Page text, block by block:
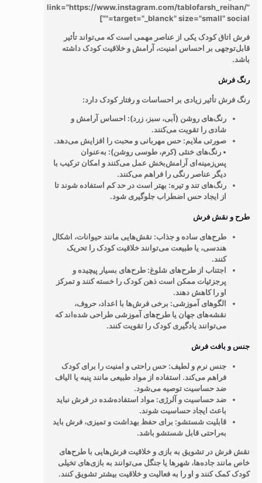
link="https://www.instagram.com/tablofarsh_reihan/"
target="_blanck" size="small" social=""]
فرش اتاق کودک یکی از عناصر مهمی است که می‌تواند تأثیر
قابل‌توجهی بر احساس امنیت، آرامش و خلاقیت کودک داشته
باشد.
رنگ فرش
رنگ فرش تأثیر زیادی بر احساسات و رفتار کودک دارد:
رنگ‌های روشن (آبی، سبز، زرد): احساس آرامش و
شادی را تقویت می‌کنند.
صورتی ملایم: حس مهربانی و محبت را افزایش می‌دهد.
• رنگ‌های خنثی (کرم، طوسی روشن): به‌عنوان
پس‌زمینه‌ای آرامش‌بخش عمل می‌کنند و امکان ترکیب با
دیگر عناصر رنگی را فراهم می‌کنند.
رنگ‌های تند و تیره: بهتر است در حد کم استفاده شوند تا
از ایجاد حس اضطراب جلوگیری شود.
طرح و نقش فرش
طرح‌های ساده و جذاب: نقش‌هایی مانند حیوانات، اشکال
هندسی، یا طبیعت می‌توانند خلاقیت کودک را تحریک
کنند.
اجتناب از طرح‌های شلوغ: طرح‌های بسیار پیچیده و
پرجزئیات ممکن است ذهن کودک را خسته کنند و تمرکز
او را کاهش دهند.
الگوهای آموزشی: برخی فرش‌ها با اعداد، حروف،
نقشه‌های جهان یا طرح‌های آموزشی طراحی شده‌اند که
می‌توانند یادگیری کودک را تقویت کنند.
جنس و بافت فرش
جنس نرم و لطیف: حس راحتی و امنیت را برای کودک
فراهم می‌کند. استفاده از مواد طبیعی مانند پنبه یا الیاف
ضد حساسیت توصیه می‌شود.
ضد حساسیت و آلرژی: مواد استفاده‌شده در فرش نباید
باعث ایجاد حساسیت شوند.
قابلیت شستشو: برای حفظ بهداشت و تمیزی، فرش باید
به‌راحتی قابل شستشو باشد.
نقش فرش در تشویق به بازی و خلاقیت فرش‌هایی با طرح‌های
خاص مانند جاده‌ها، شهرها یا جنگل می‌توانند به بازی‌های تخیلی
کودک کمک کنند و او را به فعالیت و خلاقیت بیشتر تشویق کنند.